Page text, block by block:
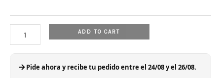
SG
quantity
ADD TO CART
Pide ahora y recibe tu pedido entre el 24/08 y el 26/08.